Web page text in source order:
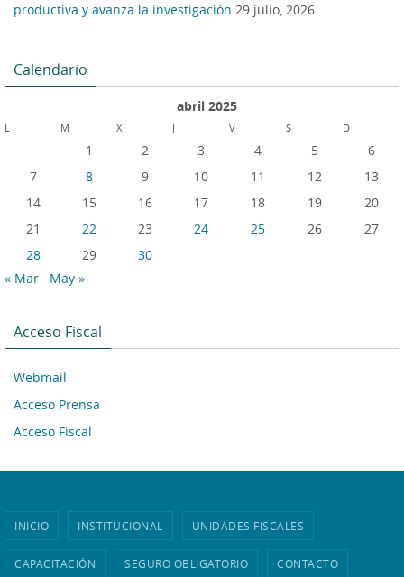
productiva y avanza la investigación 29 julio, 2026
Calendario
abril 2025
L M X J V S D
1 2 3 4 5
6
7
8 9 10 11 12
13
14
15 16 17 18 19
20
21
22 23 24 25 26
27
28
29
30
« Mar
May »
Acceso Fiscal
Webmail
Acceso Prensa
Acceso Fiscal
INICIO INSTITUCIONAL UNIDADES FISCALES
CAPACITACIÓN SEGURO OBLIGATORIO CONTACTO